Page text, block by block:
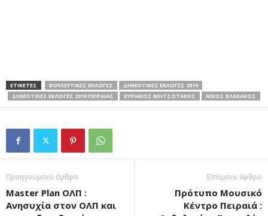
ΕΤΙΚΕΤΕΣ ΒΟΥΛΕΥΤΙΚΈΣ ΕΚΛΟΓΕΣ
ΔΗΜΟΤΙΚΕΣ ΕΚΛΟΓΕΣ 2019
ΔΗΜΟΤΙΚΕΣ ΕΚΛΟΓΕΣ 2019 ΠΕΙΡΑΙΑΣ
ΚΥΡΙΑΚΟΣ ΜΗΤΣΟΤΑΚΗΣ ΝΙΚΟΣ ΒΛΑΧΑΚΟΣ
Προηγούμενο άρθρο
Master Plan ΟΛΠ :
Ανησυχία στον ΟΛΠ και
Επόμενο άρθρο
Πρότυπο Μουσικό
Κέντρο Πειραιά :